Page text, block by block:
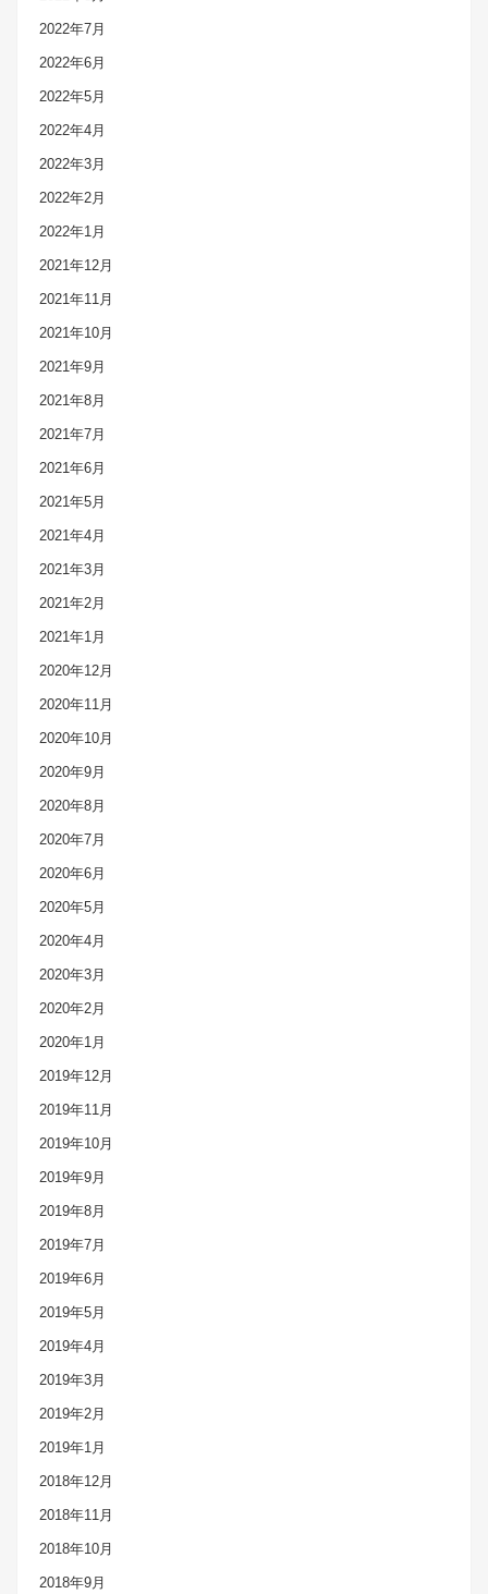
2022年7月
2022年6月
2022年5月
2022年4月
2022年3月
2022年2月
2022年1月
2021年12月
2021年11月
2021年10月
2021年9月
2021年8月
2021年7月
2021年6月
2021年5月
2021年4月
2021年3月
2021年2月
2021年1月
2020年12月
2020年11月
2020年10月
2020年9月
2020年8月
2020年7月
2020年6月
2020年5月
2020年4月
2020年3月
2020年2月
2020年1月
2019年12月
2019年11月
2019年10月
2019年9月
2019年8月
2019年7月
2019年6月
2019年5月
2019年4月
2019年3月
2019年2月
2019年1月
2018年12月
2018年11月
2018年10月
2018年9月